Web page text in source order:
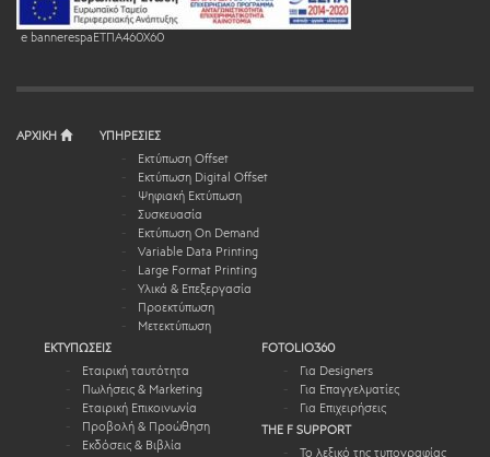
e bannerespaEΤΠΑ460X60
ΑΡΧΙΚΗ
ΥΠΗΡΕΣΙΕΣ
Εκτύπωση Offset
Εκτύπωση Digital Offset
Ψηφιακή Εκτύπωση
Συσκευασία
Εκτύπωση On Demand
Variable Data Printing
Large Format Printing
Υλικά & Επεξεργασία
Προεκτύπωση
Μετεκτύπωση
ΕΚΤΥΠΩΣΕΙΣ
Εταιρική ταυτότητα
Πωλήσεις & Marketing
Εταιρική Επικοινωνία
Προβολή & Προώθηση
Εκδόσεις & Βιβλία
FOTOLIO360
Για Designers
Για Επαγγελματίες
Για Επιχειρήσεις
THE F SUPPORT
Το λεξικό της τυπογραφίας